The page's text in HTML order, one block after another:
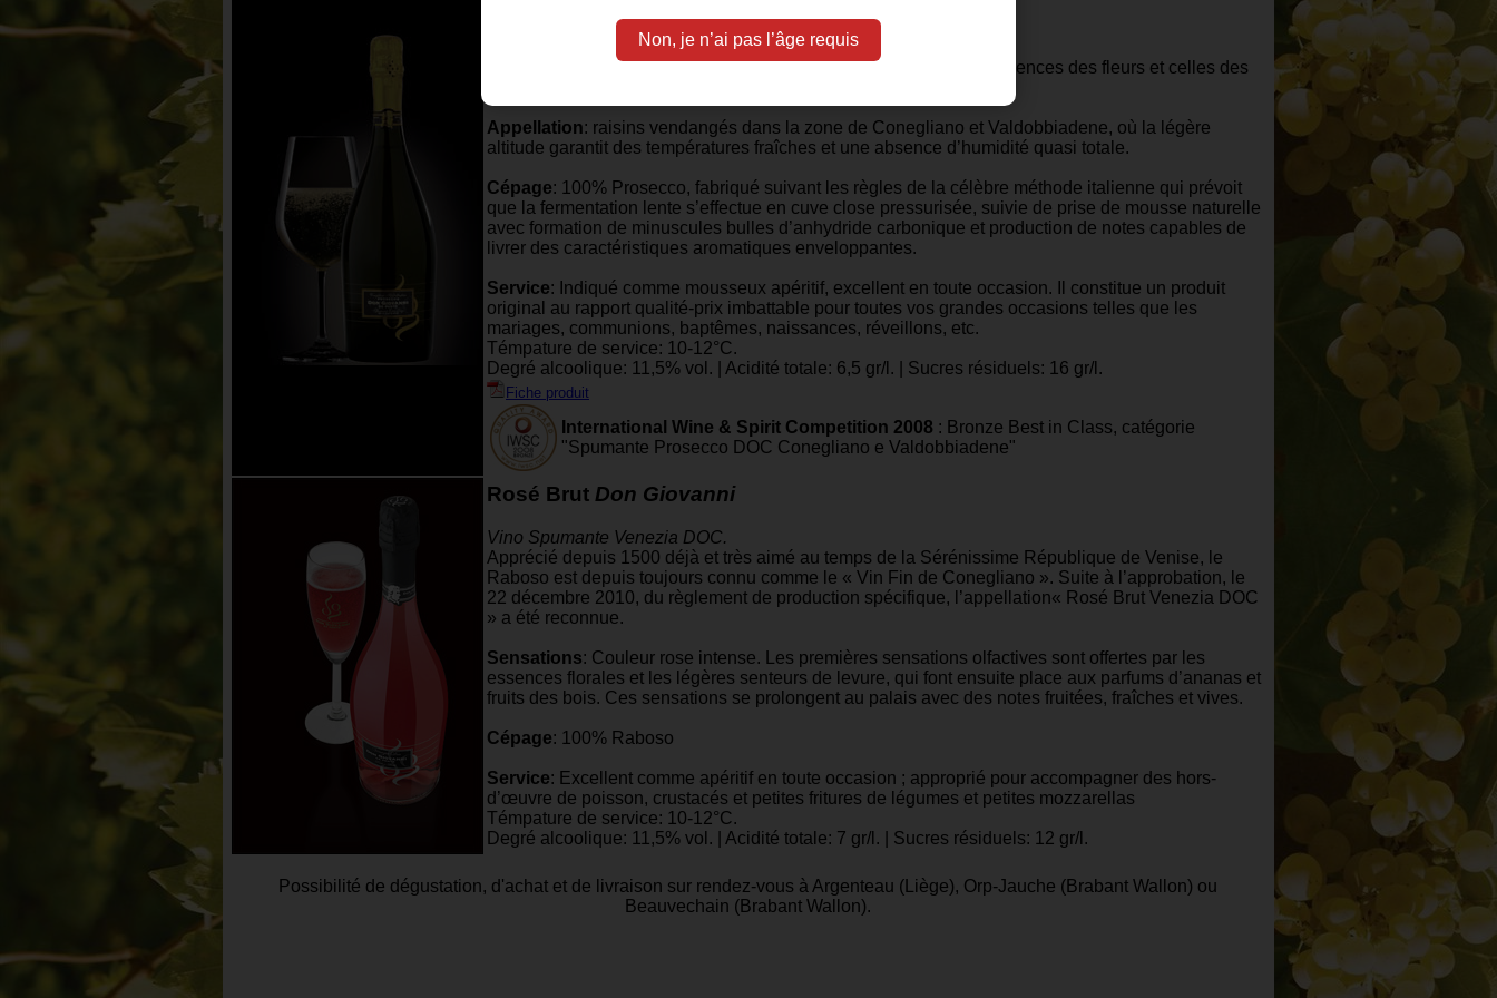
Non, je n’ai pas l’âge requis
Vino Prosecco Spumante Superiore DOCG Millesimato.
L'extra dry possède un bouquet enivrant évoquant les délicates essences des fleurs et celles des
Appellation: raisins vendangés dans la zone de Conegliano et Valdobbiadene, où la légère
altitude garantit des températures fraîches et une absence d’humidité quasi totale.
Cépage: 100% Prosecco, fabriqué suivant les règles de la célèbre méthode italienne qui prévoit
que la fermentation lente s’effectue en cuve close pressurisée, suivie de prise de mousse naturelle
avec formation de minuscules bulles d’anhydride carbonique et production de notes capables de
livrer des caractéristiques aromatiques enveloppantes.
Service: Indiqué comme mousseux apéritif, excellent en toute occasion. Il constitue un produit
original au rapport qualité-prix imbattable pour toutes vos grandes occasions telles que les
mariages, communions, baptêmes, naissances, réveillons, etc.
Témpature de service: 10-12°C.
Degré alcoolique: 11,5% vol. | Acidité totale: 6,5 gr/l. | Sucres résiduels: 16 gr/l.
Fiche produit
International Wine & Spirit Competition 2008 : Bronze Best in Class, catégorie
"Spumante Prosecco DOC Conegliano e Valdobbiadene"
Rosé Brut Don Giovanni
Vino Spumante Venezia DOC.
Apprécié depuis 1500 déjà et très aimé au temps de la Sérénissime République de Venise, le
Raboso est depuis toujours connu comme le « Vin Fin de Conegliano ». Suite à l’approbation, le
22 décembre 2010, du règlement de production spécifique, l’appellation« Rosé Brut Venezia DOC
» a été reconnue.
Sensations: Couleur rose intense. Les premières sensations olfactives sont offertes par les
essences florales et les légères senteurs de levure, qui font ensuite place aux parfums d’ananas et
fruits des bois. Ces sensations se prolongent au palais avec des notes fruitées, fraîches et vives.
Cépage: 100% Raboso
Service: Excellent comme apéritif en toute occasion ; approprié pour accompagner des hors-
d’œuvre de poisson, crustacés et petites fritures de légumes et petites mozzarellas
Témpature de service: 10-12°C.
Degré alcoolique: 11,5% vol. | Acidité totale: 7 gr/l. | Sucres résiduels: 12 gr/l.
Possibilité de dégustation, d'achat et de livraison sur rendez-vous à Argenteau (Liège), Orp-Jauche (Brabant Wallon) ou
Beauvechain (Brabant Wallon).